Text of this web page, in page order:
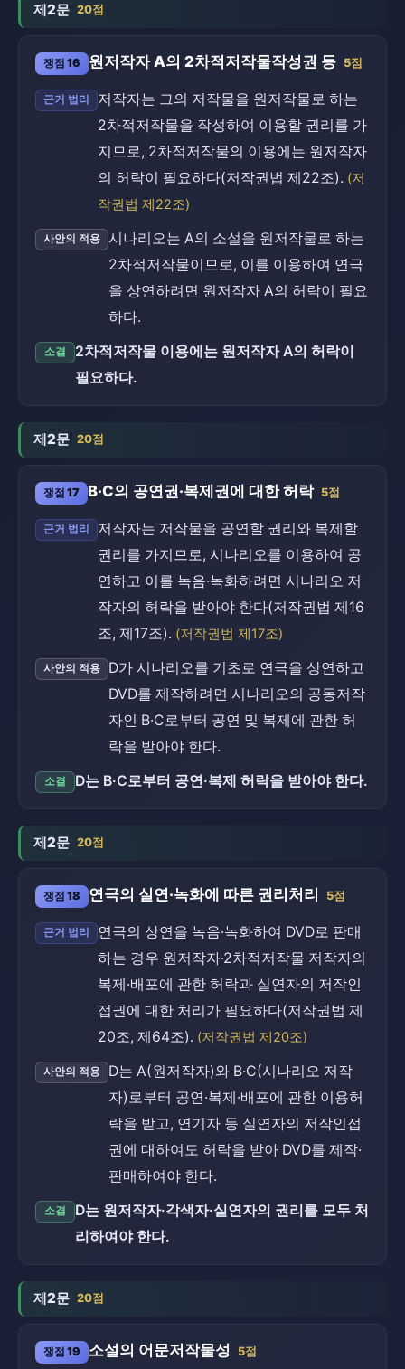
제2문 20점
쟁점 16 원저작자 A의 2차적저작물작성권 등 5점
근거 법리
저작자는 그의 저작물을 원저작물로 하는
2차적저작물을 작성하여 이용할 권리를 가
지므로, 2차적저작물의 이용에는 원저작자
의 허락이 필요하다(저작권법 제22조). (저
작권법 제22조)
사안의 적용
시나리오는 A의 소설을 원저작물로 하는
2차적저작물이므로, 이를 이용하여 연극
을 상연하려면 원저작자 A의 허락이 필요
하다.
소결
2차적저작물 이용에는 원저작자 A의 허락이
필요하다.
제2문 20점
쟁점 17 B·C의 공연권·복제권에 대한 허락 5점
근거 법리
저작자는 저작물을 공연할 권리와 복제할
권리를 가지므로, 시나리오를 이용하여 공
연하고 이를 녹음·녹화하려면 시나리오 저
작자의 허락을 받아야 한다(저작권법 제16
조, 제17조). (저작권법 제17조)
사안의 적용
D가 시나리오를 기초로 연극을 상연하고
DVD를 제작하려면 시나리오의 공동저작
자인 B·C로부터 공연 및 복제에 관한 허
락을 받아야 한다.
소결 D는 B·C로부터 공연·복제 허락을 받아야 한다.
제2문 20점
쟁점 18 연극의 실연·녹화에 따른 권리처리 5점
근거 법리
연극의 상연을 녹음·녹화하여 DVD로 판매
하는 경우 원저작자·2차적저작물 저작자의
복제·배포에 관한 허락과 실연자의 저작인
접권에 대한 처리가 필요하다(저작권법 제
20조, 제64조). (저작권법 제20조)
사안의 적용
D는 A(원저작자)와 B·C(시나리오 저작
자)로부터 공연·복제·배포에 관한 이용허
락을 받고, 연기자 등 실연자의 저작인접
권에 대하여도 허락을 받아 DVD를 제작·
판매하여야 한다.
소결
D는 원저작자·각색자·실연자의 권리를 모두 처
리하여야 한다.
제2문 20점
쟁점 19 소설의 어문저작물성 5점